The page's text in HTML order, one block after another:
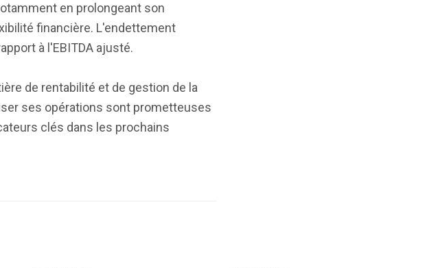
en prolongeant son
financière. L'endettement
à l'EBITDA ajusté.
de rentabilité et de gestion de la
ses opérations sont prometteuses
clés dans les prochains